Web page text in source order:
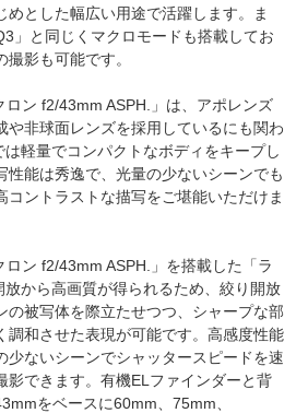
めとした幅広い用途で活躍します。ま
」と同じくマクロモードも搭載してお
影も可能です。
ン f2/43mm ASPH.」は、アポレンズ
や非球面レンズを採用しているにも関わ
軽量でコンパクトなボディをキープし
性能は秀逸で、光量の少ないシーンでも
コントラストな描写をご堪能いただけま
ン f2/43mm ASPH.」を搭載した「ラ
から高画質が得られるため、絞り開放
の被写体を際立たせつつ、シャープな部
調和させた表現が可能です。高感度性能
少ないシーンでシャッタースピードを速
影できます。有機ELファインダーと背
をベースに60mm、75mm、